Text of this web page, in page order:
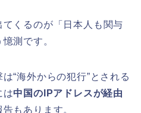
くるのが「日本人も関与
測です。
“海外からの犯行”とされる
は中国のIPアドレスが経由
もあります。